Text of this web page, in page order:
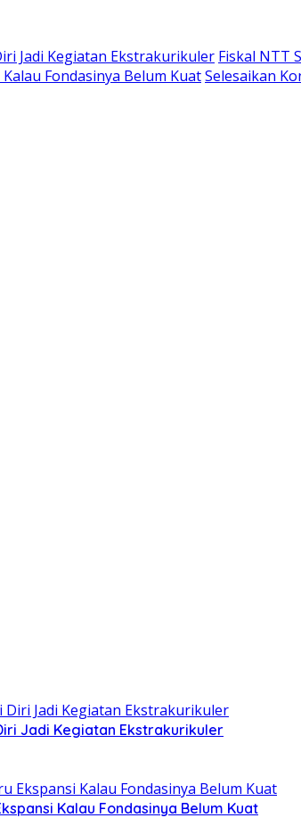
Jadi Kegiatan Ekstrakurikuler Fiskal NTT
Fondasinya Belum KuatSelesaikan
Jadi Kegiatan Ekstrakurikuler
Kalau Fondasinya Belum Kuat